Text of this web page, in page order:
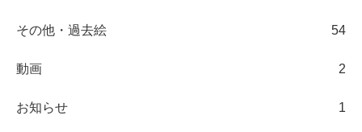
その他・過去絵 54
動画 2
お知らせ 1